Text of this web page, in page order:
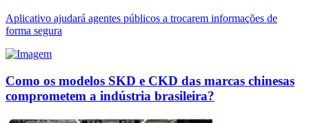
Aplicativo ajudará agentes públicos a trocarem informações de
forma segura
Como os modelos SKD e CKD das marcas chinesas
comprometem a indústria brasileira?